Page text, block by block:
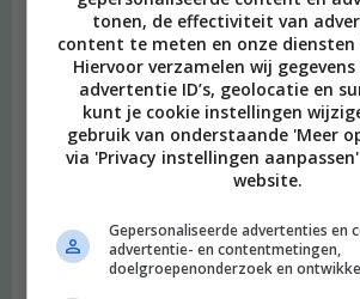
Merel schreef:
2017 OM
Ik heb hem ‘s nachts op de nachtstand
praktisch geen geluid…
Marianneschreef:
tonen, de effectiviteit van
content te meten en onze diensten
Hiervoor verzamelen wij
advertentie ID’s, geolocatie en
kunt je cookie instellingen
gebruik van onderstaande 'Meer
via 'Privacy instellingen
website.
Gepersonaliseerde advertenties en
advertentie- en contentmetingen,
doelgroepenonderzoek en